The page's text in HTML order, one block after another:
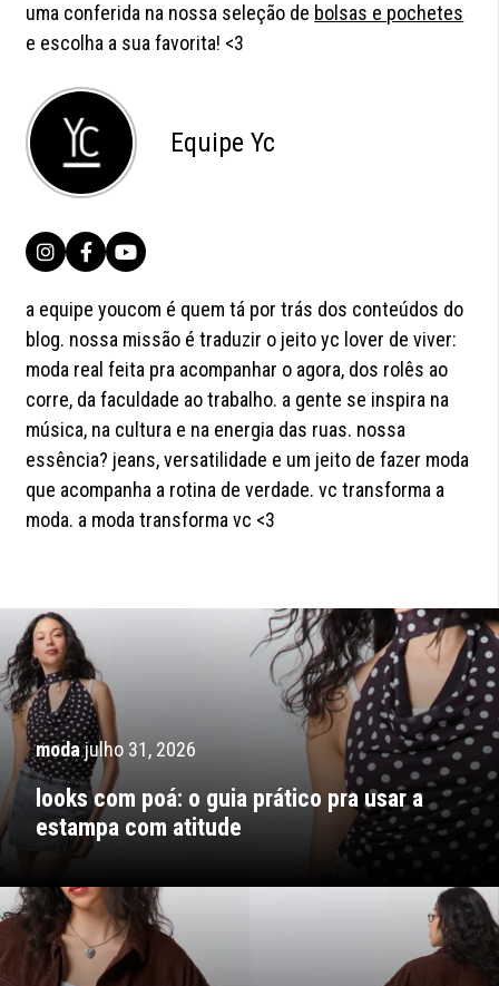
uma conferida na nossa seleção de bolsas e pochetes
e escolha a sua favorita! <3
Equipe Yc
a equipe youcom é quem tá por trás dos conteúdos do
blog. nossa missão é traduzir o jeito yc lover de viver:
moda real feita pra acompanhar o agora, dos rolês ao
corre, da faculdade ao trabalho. a gente se inspira na
música, na cultura e na energia das ruas. nossa
essência? jeans, versatilidade e um jeito de fazer moda
que acompanha a rotina de verdade. vc transforma a
moda. a moda transforma vc <3
modajulho 31, 2026
looks com poá: o guia prático pra usar a
estampa com atitude